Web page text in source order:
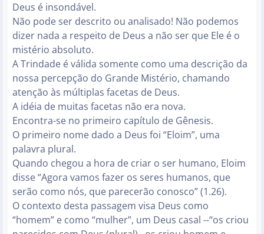
Deus é insondável.
Não pode ser descrito ou analisado! Não podemos
dizer nada a respeito de Deus a não ser que Ele é o
mistério absoluto.
A Trindade é válida somente como uma descrição da
nossa percepção do Grande Mistério, chamando
atenção às múltiplas facetas de Deus.
A idéia de muitas facetas não era nova.
Encontra-se no primeiro capítulo de Gênesis.
O primeiro nome dado a Deus foi “Eloim”, uma
palavra plural.
Quando chegou a hora de criar o ser humano, Eloim
disse “Agora vamos fazer os seres humanos, que
serão como nós, que parecerão conosco” (1.26).
O contexto desta passagem visa Deus como
“homem” e como “mulher”, um Deus casal --“os criou